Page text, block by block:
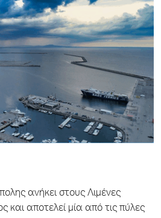
ανήκει στους Λιμένες
και αποτελεί μία από τις πύλες